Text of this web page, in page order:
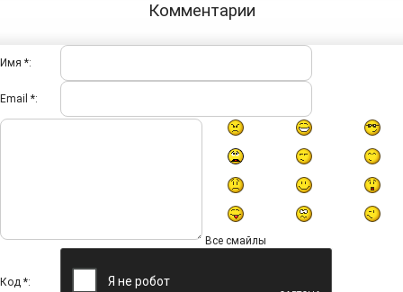
Комментарии
Имя *:
Email *:
Все смайлы
Код *: